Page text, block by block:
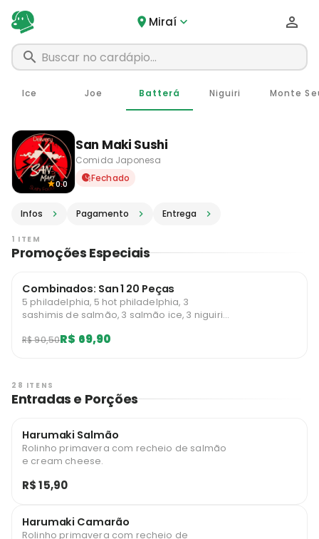
Miraí
0.0
San Maki Sushi
Comida Japonesa
Delivery em Miraí - MG ·
Fechado
Infos Pagamento Entrega
Ice Joe Batterá Niguiri Monte
1 ITEM
Promoções Especiais
Combinados: San 1 20 Peças
5 philadelphia, 5 hot philadelphia, 3
sashimis de salmão, 3 salmão ice, 3 niguiris
1 unidades mensais por usuário.
R$ 90,50R$ 69,90
28 ITENS
Entradas e Porções
Harumaki Salmão
Rolinho primavera com recheio de salmão
e cream cheese.
R$ 15,90
Harumaki Camarão
Rolinho primavera com recheio de